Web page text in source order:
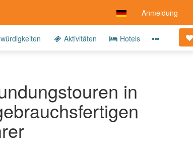
Anmeldung
Aktivitäten Hotels
in